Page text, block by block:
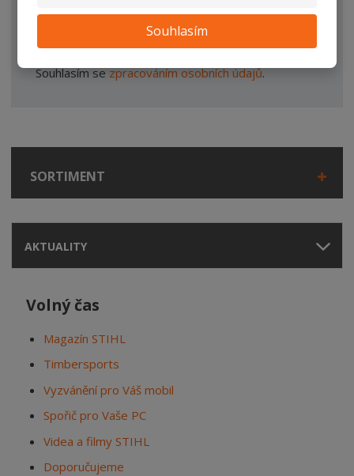
Souhlasím
ODESLAT ZPRÁVU
Souhlasím sezpracováním osobních údajů.
SORTIMENT
AKTUALITY
Volný čas
Magazín STIHL
Timbersports
Vyzvánění pro Váš mobil
Spořič pro Vaše PC
Videa a filmy STIHL
Doporučujeme